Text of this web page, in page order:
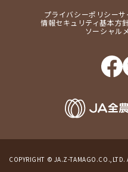
プライバシーポリシーサ
情報セキュリティ基本方
ソーシャル
COPYRIGHT © JA.Z-TAMAGO.CO.,LTD.